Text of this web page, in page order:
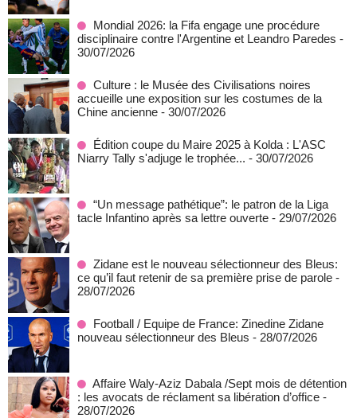
Mondial 2026: la Fifa engage une procédure
disciplinaire contre l'Argentine et Leandro Paredes -
30/07/2026
Culture : le Musée des Civilisations noires
accueille une exposition sur les costumes de la
Chine ancienne - 30/07/2026
Édition coupe du Maire 2025 à Kolda : L'ASC
Niarry Tally s'adjuge le trophée... - 30/07/2026
“Un message pathétique”: le patron de la Liga
tacle Infantino après sa lettre ouverte - 29/07/2026
Zidane est le nouveau sélectionneur des Bleus:
ce qu’il faut retenir de sa première prise de parole -
28/07/2026
Football / Equipe de France: Zinedine Zidane
nouveau sélectionneur des Bleus - 28/07/2026
Affaire Waly-Aziz Dabala /Sept mois de détention
: les avocats de réclament sa libération d’office -
28/07/2026